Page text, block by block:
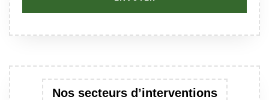
Nos secteurs d’interventions